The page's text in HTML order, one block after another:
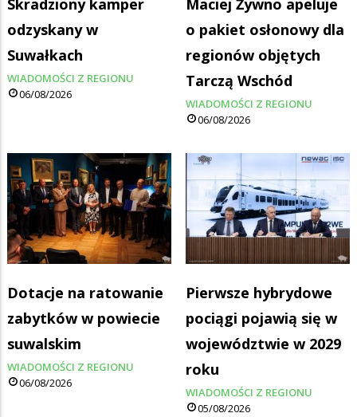
Skradziony kamper
odzyskany w
Suwałkach
WIADOMOŚCI Z REGIONU
06/08/2026
Maciej Żywno apeluje
o pakiet osłonowy dla
regionów objętych
Tarczą Wschód
WIADOMOŚCI Z REGIONU
06/08/2026
Dotacje na ratowanie
zabytków w powiecie
suwalskim
WIADOMOŚCI Z REGIONU
06/08/2026
Pierwsze hybrydowe
pociągi pojawią się w
województwie w 2029
roku
WIADOMOŚCI Z REGIONU
05/08/2026